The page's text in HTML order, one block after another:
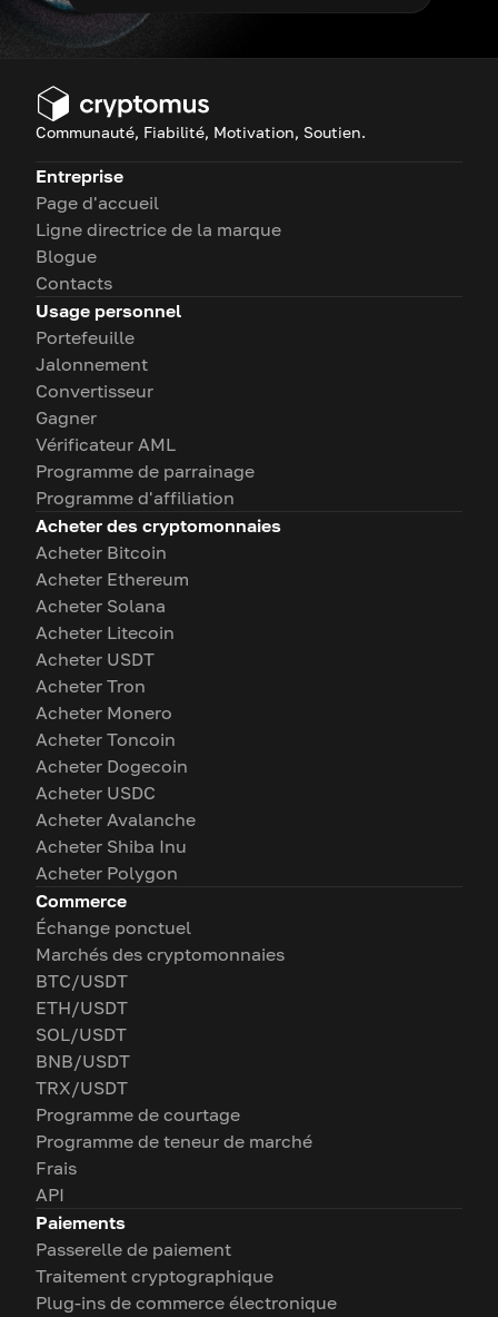
Communauté, Fiabilité, Motivation, Soutien.
Entreprise
Page d'accueil
Ligne directrice de la marque
Blogue
Contacts
Usage personnel
Portefeuille
Jalonnement
Convertisseur
Gagner
Vérificateur AML
Programme de parrainage
Programme d'affiliation
Acheter des cryptomonnaies
Acheter Bitcoin
Acheter Ethereum
Acheter Solana
Acheter Litecoin
Acheter USDT
Acheter Tron
Acheter Monero
Acheter Toncoin
Acheter Dogecoin
Acheter USDC
Acheter Avalanche
Acheter Shiba Inu
Acheter Polygon
Commerce
Échange ponctuel
Marchés des cryptomonnaies
BTC/USDT
ETH/USDT
SOL/USDT
BNB/USDT
TRX/USDT
Programme de courtage
Programme de teneur de marché
Frais
API
Paiements
Passerelle de paiement
Traitement cryptographique
Plug-ins de commerce électronique